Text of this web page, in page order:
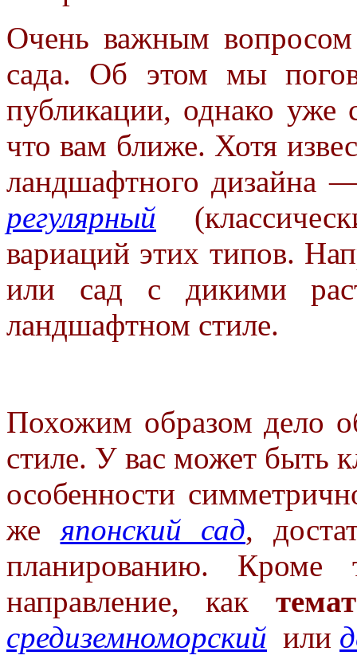
Очень важным
сада. Об этом мы
публикации, однако уже
что вам ближе. Хотя
ландшафтного дизайна
регулярный
вариаций этих типов.
или сад с дикими
ландшафтном стиле.
Похожим образом дело
стиле. У вас может быть
особенности
же японский сад,
планированию.
направление, как
средиземноморский или